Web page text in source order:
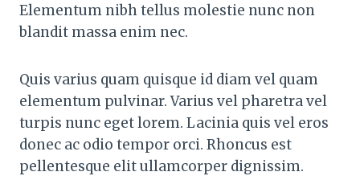
Elementum nibh tellus molestie nunc non
blandit massa enim nec.
Quis varius quam quisque id diam vel quam
elementum pulvinar. Varius vel pharetra vel
turpis nunc eget lorem. Lacinia quis vel eros
donec ac odio tempor orci. Rhoncus est
pellentesque elit ullamcorper dignissim.